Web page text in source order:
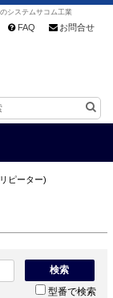
システムサコム工業
FAQ お問合せ
ピーター)
検索
型番で検索